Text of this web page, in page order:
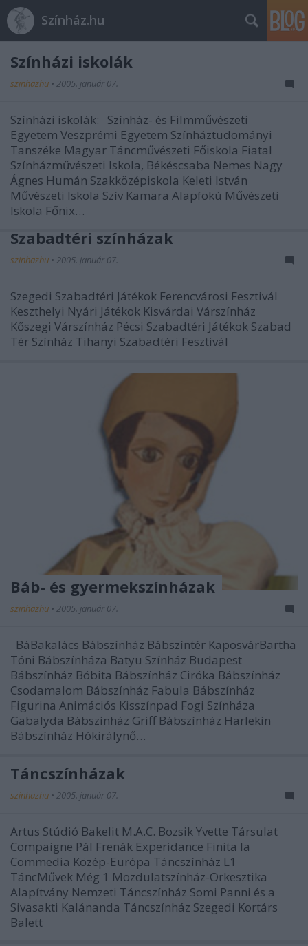
Színház.hu
Színházi iskolák
szinhazhu • 2005. január 07.
Színházi iskolák: Színház- és Filmművészeti
Egyetem Veszprémi Egyetem Színháztudományi
Tanszéke Magyar Táncművészeti Főiskola Fiatal
Színházművészeti Iskola, Békéscsaba Nemes Nagy
Ágnes Humán Szakközépiskola Keleti István
Művészeti Iskola Szív Kamara Alapfokú Művészeti
Iskola Főnix…
Szabadtéri színházak
szinhazhu • 2005. január 07.
Szegedi Szabadtéri Játékok Ferencvárosi Fesztivál
Keszthelyi Nyári Játékok Kisvárdai Várszínház
Kőszegi Várszínház Pécsi Szabadtéri Játékok Szabad
Tér Színház Tihanyi Szabadtéri Fesztivál
Báb- és gyermekszínházak
szinhazhu • 2005. január 07.
BáBakalács Bábszínház Bábszíntér KaposvárBartha
Tóni Bábszínháza Batyu Színház Budapest
Bábszínház Bóbita Bábszínház Ciróka Bábszínház
Csodamalom Bábszínház Fabula Bábszínház
Figurina Animációs Kisszínpad Fogi Színháza
Gabalyda Bábszínház Griff Bábszínház Harlekin
Bábszínház Hókirálynő…
Táncszínházak
szinhazhu • 2005. január 07.
Artus Stúdió Bakelit M.A.C. Bozsik Yvette Társulat
Compaigne Pál Frenák Experidance Finita la
Commedia Közép-Európa Táncszínház L1
TáncMűvek Még 1 Mozdulatszínház-Orkesztika
Alapítvány Nemzeti Táncszínház Somi Panni és a
Sivasakti Kalánanda Táncszínház Szegedi Kortárs
Balett